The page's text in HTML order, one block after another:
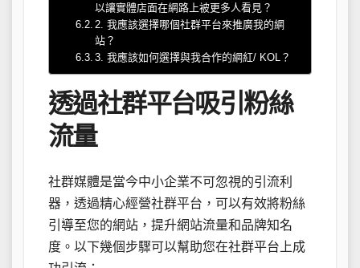
以讓實體店面在網路上被更多人看見？
2. 我應該選擇哪個社群平台來推廣我的網
站？
3. 我應該如何選擇與我合作的網紅/ KOL？
透過社群平台吸引粉絲
流量
社群媒體是當今中小企業不可忽視的引流利
器，透過精心經營社群平台，可以有效將粉絲
引導至您的網站，提升網站流量和品牌知名
度。以下幾個步驟可以幫助您在社群平台上成